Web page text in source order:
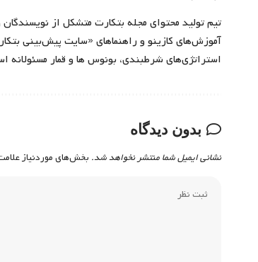
تیم تولید محتوای مجله بتکارت متشکل از
آموزش‌های کازینو و راهنماهای «سایت پیش‌بینی
استراتژی‌های شرطبندی، بونوس ها و قمار
بدون دیدگاه
نشانی ایمیل شما منتشر نخواهد شد. بخش‌های موردنیاز